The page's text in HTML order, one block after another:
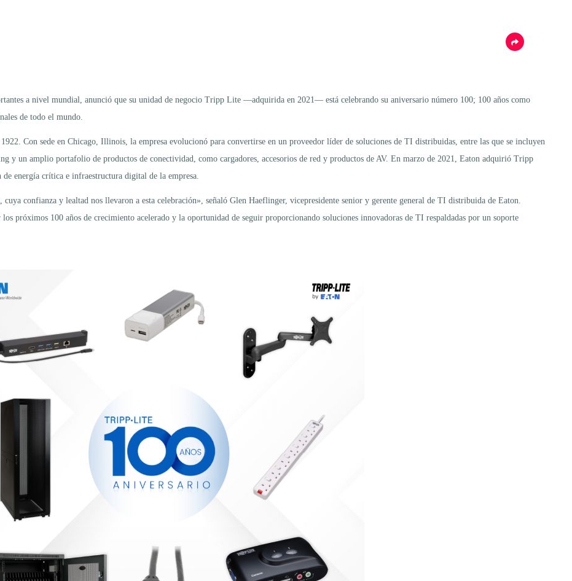
a nivel mundial, anunció que su unidad de negocio Tripp Lite —adquirida en 2021— está celebrando su aniversario número 100; 100 años como
de todo el mundo.
Con sede en Chicago, Illinois, la empresa evolucionó para convertirse en un proveedor líder de soluciones de TI distribuidas, entre las que se incluyen
y un amplio portafolio de productos de conectividad, como cargadores, accesorios de red y productos de AV. En marzo de 2021, Eaton adquirió Tripp
energía crítica e infraestructura digital de la empresa.
confianza y lealtad nos llevaron a esta celebración», señaló Glen Haeflinger, vicepresidente senior y gerente general de TI distribuida de Eaton.
próximos 100 años de crecimiento acelerado y la oportunidad de seguir proporcionando soluciones innovadoras de TI respaldadas por un soporte